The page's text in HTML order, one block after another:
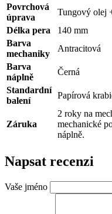
Povrchová
úprava
Tungový olej
Délka pera
140 mm
Barva
mechaniky
Antracitová
Barva
náplně
Černá
Standardní
balení
Papírová
Záruka
2 roky na
mechanické
náplně.
Napsat recenzi
Vaše jméno